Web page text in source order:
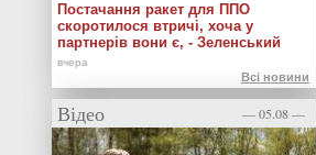
Постачання ракет для ППО
скоротилося втричі, хоча у
партнерів вони є, - Зеленський
Всі новини
Відео — 05.08 —